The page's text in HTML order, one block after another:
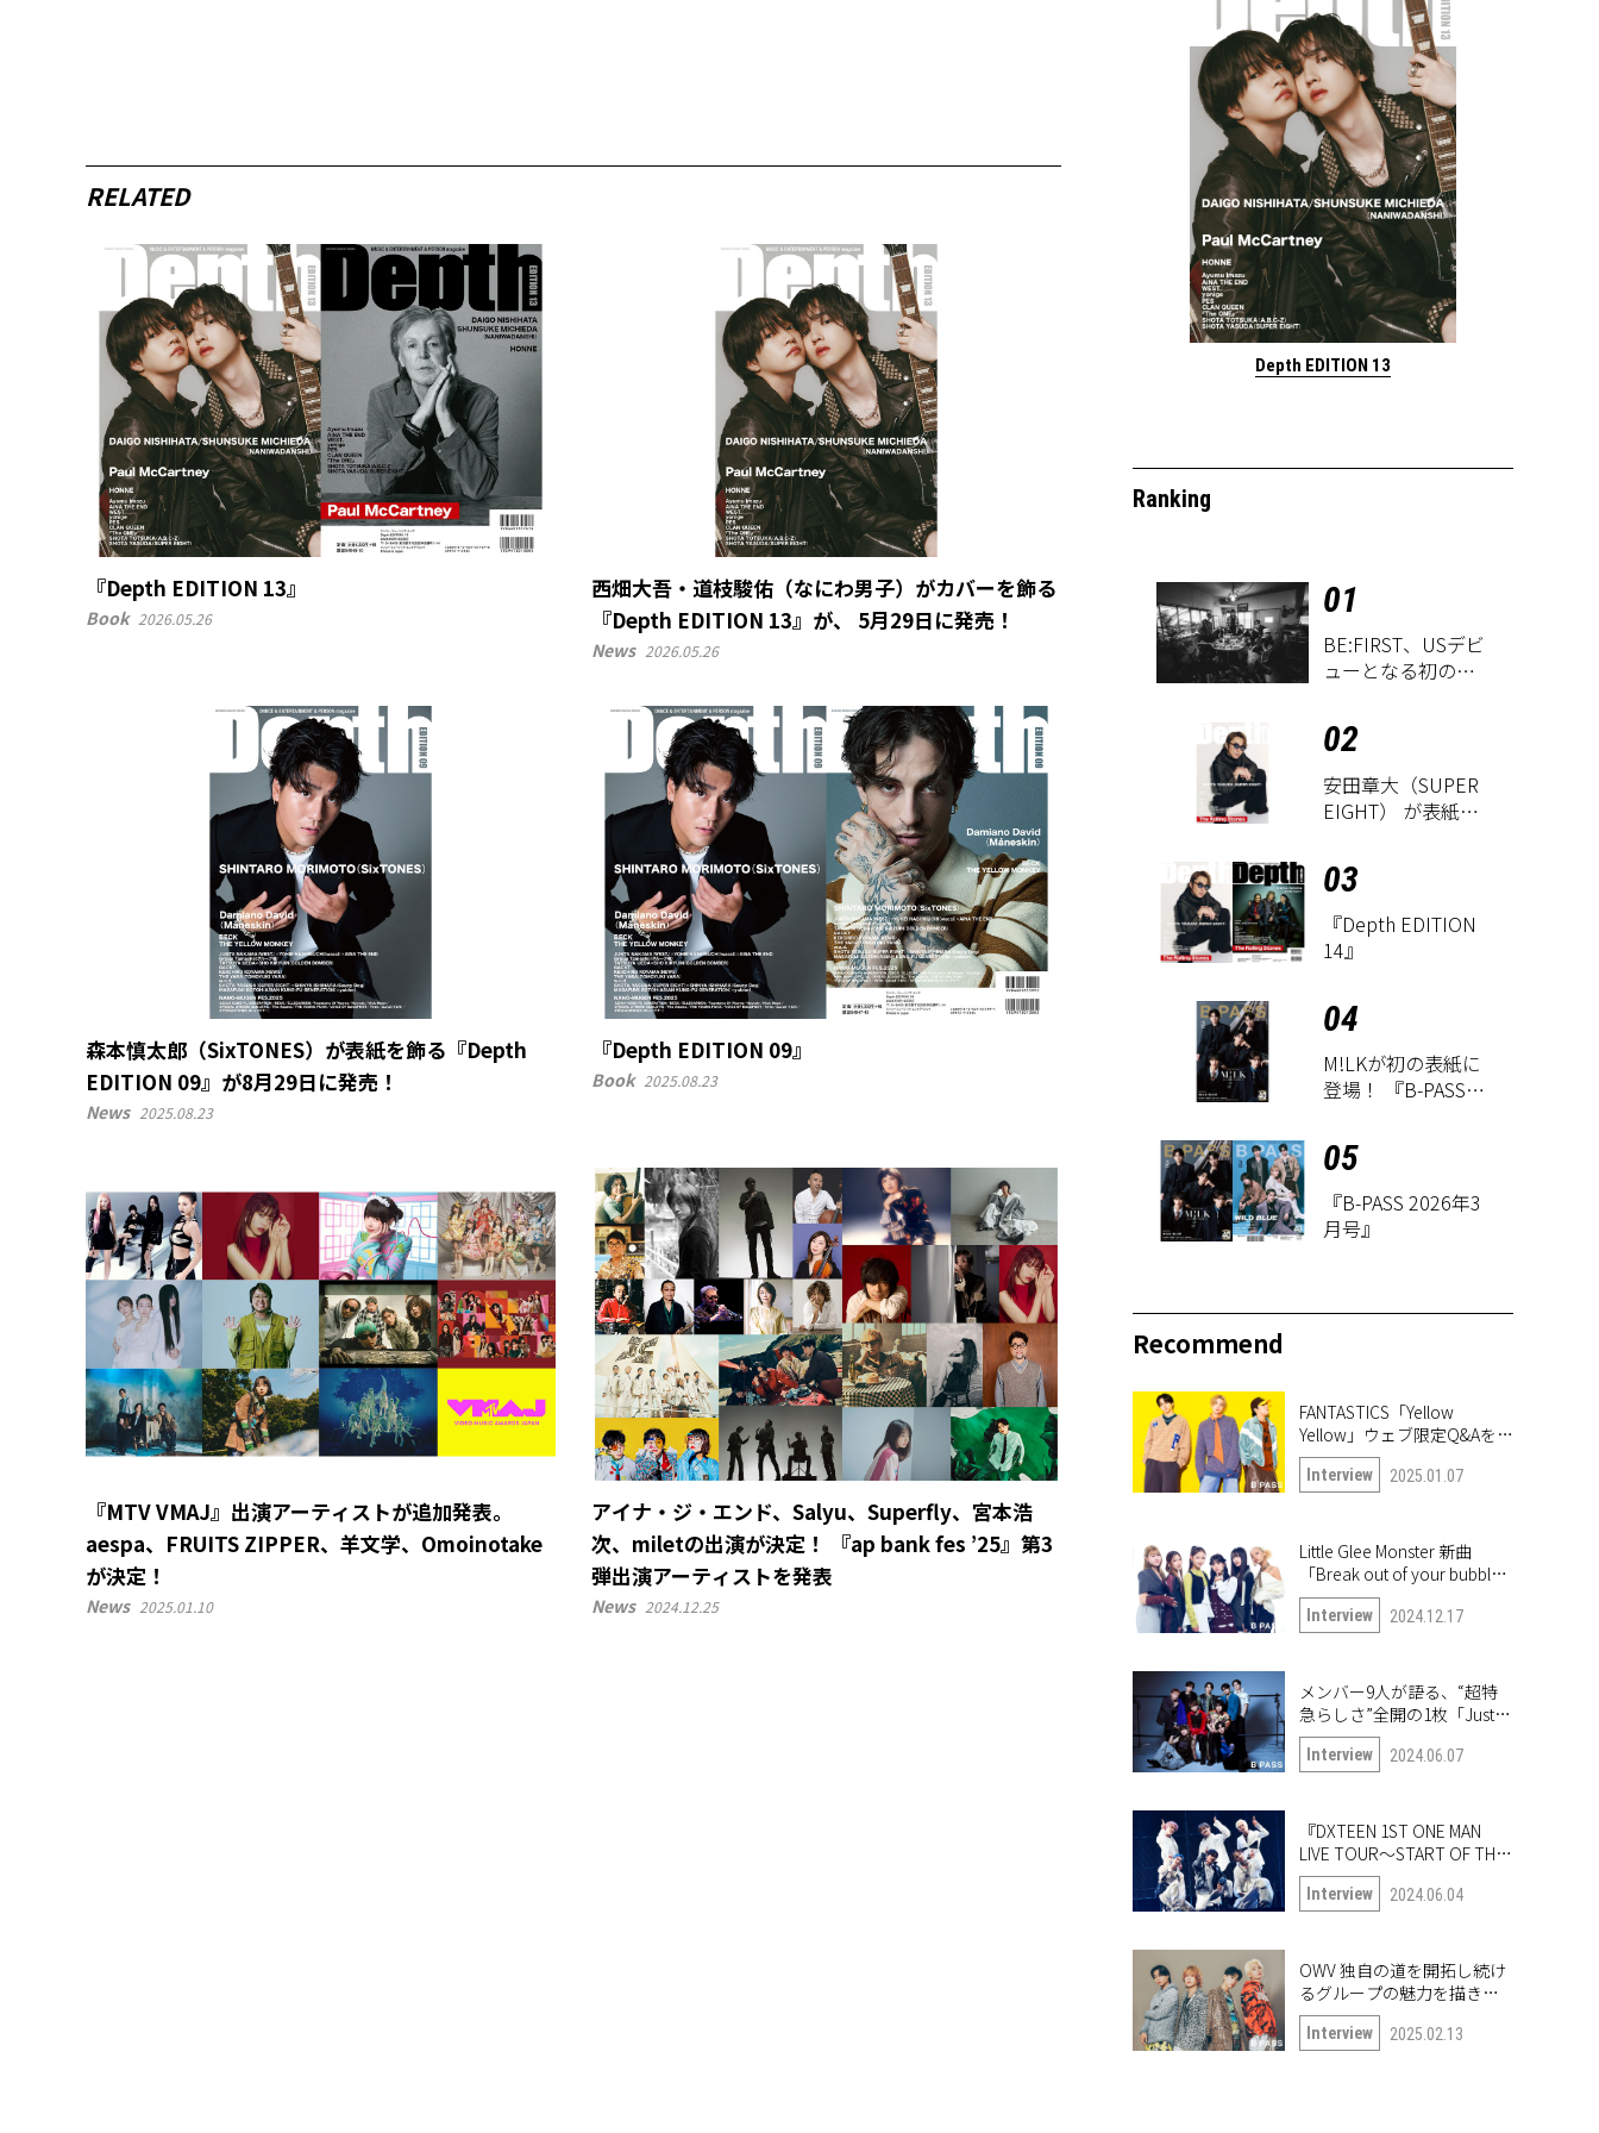
RELATED
『Depth EDITION 13』
Book 2026.05.26
西畑大吾・道枝駿佑（なにわ男子）がカバーを飾る
『Depth EDITION 13』が、 5月29日に発売！
News 2026.05.26
森本慎太郎（SixTONES）が表紙を飾る『Depth
EDITION 09』が8月29日に発売！
News 2025.08.23
『Depth EDITION 09』
Book 2025.08.23
『MTV VMAJ』出演アーティストが追加発表。
aespa、FRUITS ZIPPER、羊文学、Omoinotake
が決定！
News 2025.01.10
アイナ・ジ・エンド、Salyu、Superfly、宮本浩
次、miletの出演が決定！ 『ap bank fes ’25』第3
弾出演アーティストを発表
News 2024.12.25
Depth EDITION 13
Ranking
01
BE:FIRST、USデビ
ューとなる初のグ
EP『WATCH ME』
が9月18日にリリー
ス決定！
02
安田章大（SUPER
EIGHT） が表紙に
EDITION 14』が8
月18日に発売
03
『Depth EDITION
14』
04
M!LKが初の表紙に
登場！ 『B-PASS
月27日に発売
05
『B-PASS 2026年3
月号』
Recommend
FANTASTICS「Yellow
Yellow」ウェブ限定Q&Aを公
開！
Interview 2025.01.07
Little Glee Monster 新曲
「Break out of your bubble｣
インタビュー。未公開写真
も公開！
Interview 2024.12.17
メンバー9人が語る、“超特
急らしさ”全開の1枚「Just
like 超特急」
Interview 2024.06.07
『DXTEEN 1ST ONE MAN
LIVE TOUR〜START OF THE
QUEST〜』開幕！ ツアー中
の6人に突撃!!
Interview 2024.06.04
OWV 独自の道を開拓し続け
るグループの魅力を描き出
したナンバー「Frontier」
Interview 2025.02.13